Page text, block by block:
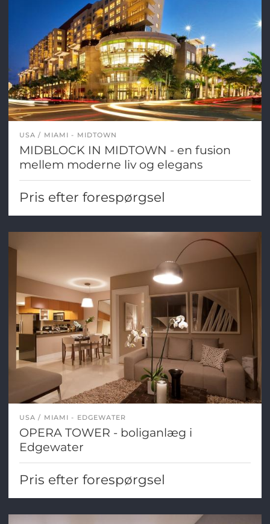
USA MIAMI - MIDTOWN
MIDBLOCK IN MIDTOWN - en fusion
mellem moderne liv og elegans
Pris efter forespørgsel
USA MIAMI - EDGEWATER
OPERA TOWER - boliganlæg i
Edgewater
Pris efter forespørgsel